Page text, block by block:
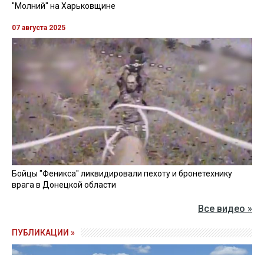
"Молний" на Харьковщине
07 августа 2025
Бойцы "Феникса" ликвидировали пехоту и бронетехнику
врага в Донецкой области
Все видео »
ПУБЛИКАЦИИ »